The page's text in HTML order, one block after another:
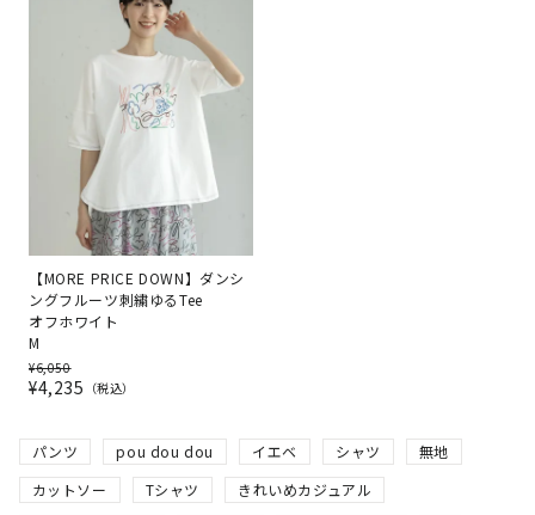
【MORE PRICE DOWN】ダンシ
ングフルーツ刺繍ゆるTee
オフホワイト
M
¥6,050
¥4,235 税込
パンツ pou dou dou イエベ シャツ
無地
カットソー
Tシャツ
きれいめカジュアル